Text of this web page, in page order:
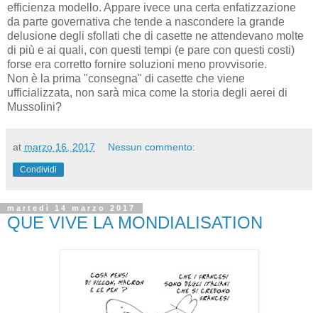
efficienza modello. Appare ivece una certa enfatizzazione
da parte governativa che tende a nascondere la grande
delusione degli sfollati che di casette ne attendevano molte
di più e ai quali, con questi tempi (e pare con questi costi)
forse era corretto fornire soluzioni meno provvisorie.
Non è la prima "consegna" di casette che viene
ufficializzata, non sarà mica come la storia degli aerei di
Mussolini?
at marzo 16, 2017 Nessun commento:
Condividi
martedì 14 marzo 2017
QUE VIVE LA MONDIALISATION